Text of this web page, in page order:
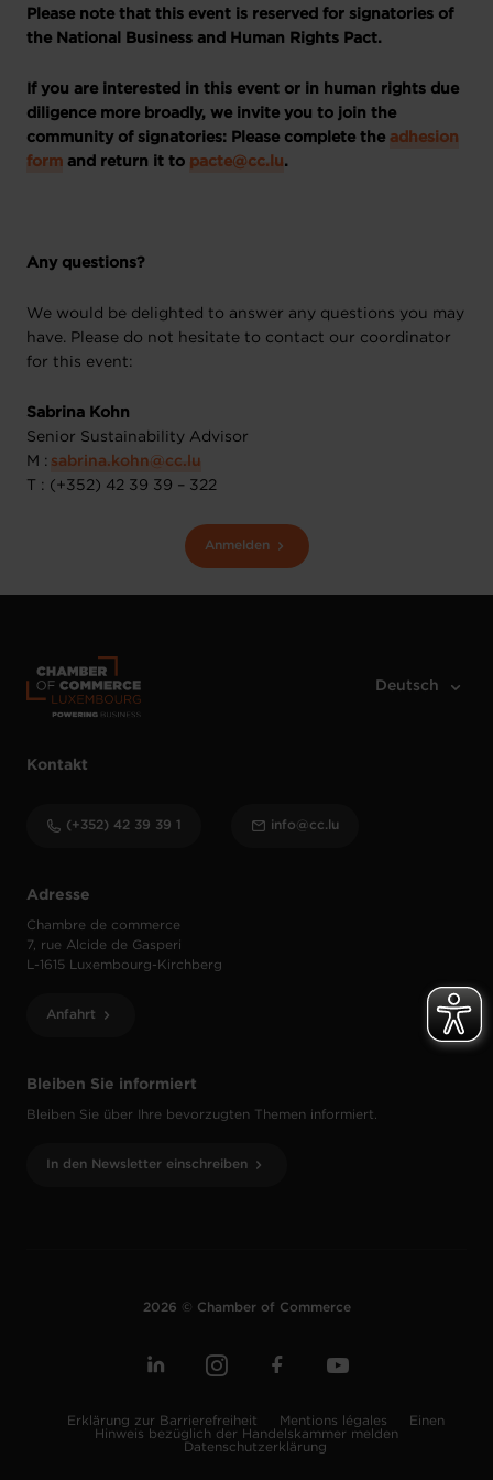
Please note that this event is reserved for signatories of
the National Business and Human Rights Pact.
If you are interested in this event or in human rights due
diligence more broadly, we invite you to join the
community of signatories: Please complete the adhesion
form and return it to pacte@cc.lu.
Any questions?
We would be delighted to answer any questions you may
have. Please do not hesitate to contact our coordinator
for this event:
Sabrina Kohn
Senior Sustainability Advisor
M : ​​​sabrina​.kohn@cc.lu
T : (+352) 42 39 39 – 322
Anmelden
Bleiben Sie informiert
Bleiben Sie über Ihre bevorzugten Themen informiert.
In den Newsletter einschreiben
Adresse
Chambre de commerce
7, rue Alcide de Gasperi
L-1615 Luxembourg-Kirchberg
Anfahrt
Kontakt
(+352) 42 39 39 1 info@cc.lu
2026 © Chamber of Commerce
Erklärung zur Barrierefreiheit Mentions légales
Einen
Hinweis bezüglich der Handelskammer melden
Datenschutzerklärung